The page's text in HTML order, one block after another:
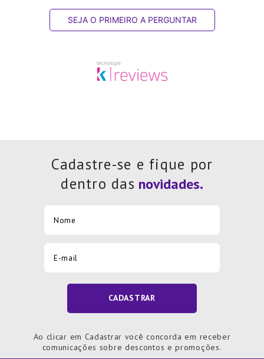
SEJA O PRIMEIRO A PERGUNTAR
Cadastre-se e fique por
dentro das
CADASTRAR
Ao clicar em Cadastrar você concorda em receber
comunicações sobre descontos e promoções.